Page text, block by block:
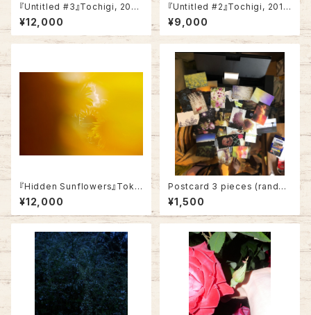
『Untitled #3』Tochigi, 2015
(A4, Not framed)
¥12,000
『Untitled #2』Tochigi, 2015
(A4, Not framed)
¥9,000
『Hidden Sunflowers』Toky
o, 2023 (A4・Not Framed)
¥12,000
Postcard 3 pieces (rando
m)
¥1,500